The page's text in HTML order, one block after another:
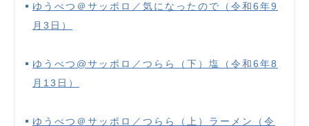
ゆうべつ＠サッポロ／気になったので（令和6年9
月3日）
ゆうべつ@サッポロ／つらら（下）塩（令和6年8
月13日）
ゆうべつ＠サッポロ／つらら（上）ラーメン（令